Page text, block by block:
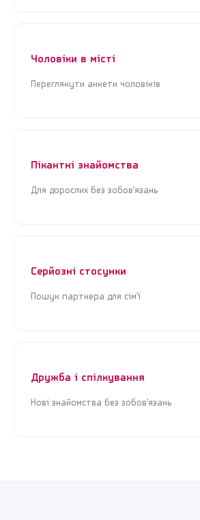
Чоловіки в місті
Переглянути анкети чоловіків
Пікантні знайомства
Для дорослих без зобов’язань
Серйозні стосунки
Пошук партнера для сім’ї
Дружба і спілкування
Нові знайомства без зобов’язань